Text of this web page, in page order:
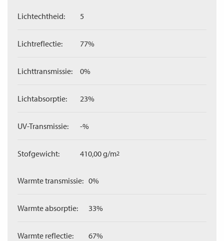
Lichtechtheid: 5
Lichtreflectie: 77%
Lichttransmissie: 0%
Lichtabsorptie: 23%
UV-Transmissie: -%
Stofgewicht: 410,00 g/m2
Warmte transmissie: 0%
Warmte absorptie: 33%
Warmte reflectie: 67%